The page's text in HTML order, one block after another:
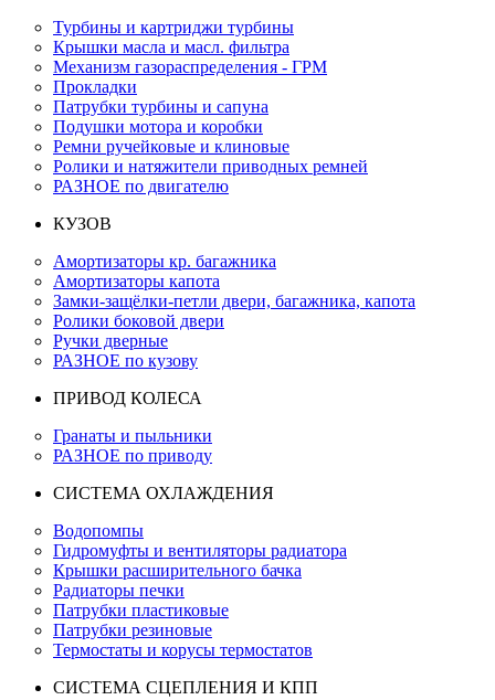
Турбины и картриджи турбины
Крышки масла и масл. фильтра
Механизм газораспределения - ГРМ
Прокладки
Патрубки турбины и сапуна
Подушки мотора и коробки
Ремни ручейковые и клиновые
Ролики и натяжители приводных ремней
РАЗНОЕ по двигателю
КУЗОВ
Амортизаторы кр. багажника
Амортизаторы капота
Замки-защёлки-петли двери, багажника, капота
Ролики боковой двери
Ручки дверные
РАЗНОЕ по кузову
ПРИВОД КОЛЕСА
Гранаты и пыльники
РАЗНОЕ по приводу
СИСТЕМА ОХЛАЖДЕНИЯ
Водопомпы
Гидромуфты и вентиляторы радиатора
Крышки расширительного бачка
Радиаторы печки
Патрубки пластиковые
Патрубки резиновые
Термостаты и корусы термостатов
СИСТЕМА СЦЕПЛЕНИЯ И КПП